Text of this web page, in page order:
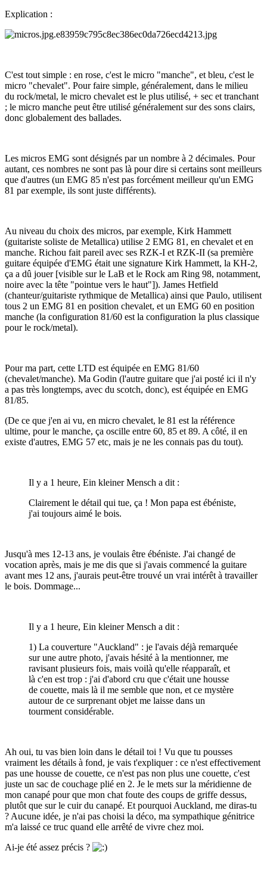
Explication :
C'est tout simple : en rose, c'est le micro "manche", et bleu, c'est le
micro "chevalet". Pour faire simple, généralement, dans le milieu
du rock/metal, le micro chevalet est le plus utilisé, + sec et tranchant
; le micro manche peut être utilisé généralement sur des sons clairs,
donc globalement des ballades.
Les micros EMG sont désignés par un nombre à 2 décimales. Pour
autant, ces nombres ne sont pas là pour dire si certains sont meilleurs
que d'autres (un EMG 85 n'est pas forcément meilleur qu'un EMG
81 par exemple, ils sont juste différents).
Au niveau du choix des micros, par exemple, Kirk Hammett
(guitariste soliste de Metallica) utilise 2 EMG 81, en chevalet et en
manche. Richou fait pareil avec ses RZK-I et RZK-II (sa première
guitare équipée d'EMG était une signature Kirk Hammett, la KH-2,
ça a dû jouer [visible sur le LaB et le Rock am Ring 98, notamment,
noire avec la tête "pointue vers le haut"]). James Hetfield
(chanteur/guitariste rythmique de Metallica) ainsi que Paulo, utilisent
tous 2 un EMG 81 en position chevalet, et un EMG 60 en position
manche (la configuration 81/60 est la configuration la plus classique
pour le rock/metal).
Pour ma part, cette LTD est équipée en EMG 81/60
(chevalet/manche). Ma Godin (l'autre guitare que j'ai posté ici il n'y
a pas très longtemps, avec du scotch, donc), est équipée en EMG
81/85.
(De ce que j'en ai vu, en micro chevalet, le 81 est la référence
ultime, pour le manche, ça oscille entre 60, 85 et 89. A côté, il en
existe d'autres, EMG 57 etc, mais je ne les connais pas du tout).
Il y a 1 heure, Ein kleiner Mensch a dit :
Clairement le détail qui tue, ça ! Mon papa est ébéniste,
j'ai toujours aimé le bois.
Jusqu'à mes 12-13 ans, je voulais être ébéniste. J'ai changé de
vocation après, mais je me dis que si j'avais commencé la guitare
avant mes 12 ans, j'aurais peut-être trouvé un vrai intérêt à travailler
le bois. Dommage...
Il y a 1 heure, Ein kleiner Mensch a dit :
1) La couverture "Auckland" : je l'avais déjà remarquée
sur une autre photo, j'avais hésité à la mentionner, me
ravisant plusieurs fois, mais voilà qu'elle réapparaît, et
là c'en est trop : j'ai d'abord cru que c'était une housse
de couette, mais là il me semble que non, et ce mystère
autour de ce surprenant objet me laisse dans un
tourment considérable.
Ah oui, tu vas bien loin dans le détail toi ! Vu que tu pousses
vraiment les détails à fond, je vais t'expliquer : ce n'est effectivement
pas une housse de couette, ce n'est pas non plus une couette, c'est
juste un sac de couchage plié en 2. Je le mets sur la méridienne de
mon canapé pour que mon chat foute des coups de griffe dessus,
plutôt que sur le cuir du canapé. Et pourquoi Auckland, me diras-tu
? Aucune idée, je n'ai pas choisi la déco, ma sympathique génitrice
m'a laissé ce truc quand elle arrêté de vivre chez moi.
Ai-je été assez précis ?